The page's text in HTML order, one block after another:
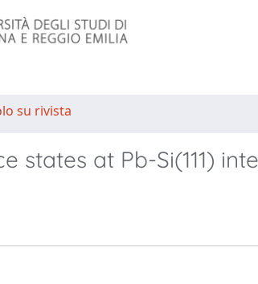
su rivista
states at Pb-Si(111)